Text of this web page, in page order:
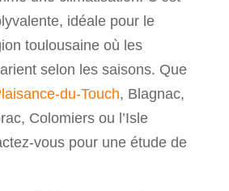
idéale pour le
toulousaine où les
selon les saisons. Que
du-Touch, Blagnac,
Colomiers ou l’Isle
vous pour une étude de